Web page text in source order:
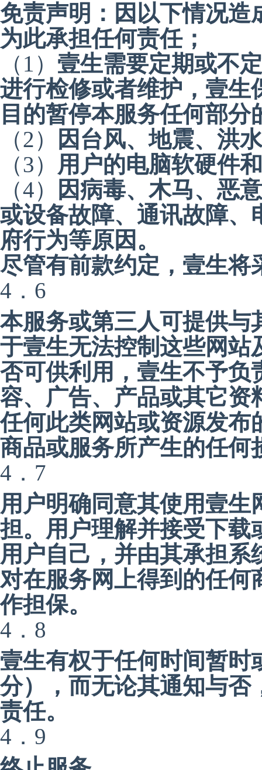
免责声明：因以下情况造
为此承担任何责任；
（1） 壹生需要定期或不
进行检修或者维护，壹生
目的暂停本服务任何部分
（2）
因台风、地震、洪
（3） 用户的电脑软硬件
（4）
因病毒、木马、恶
或设备故障、通讯故障、
府行为等原因。
尽管有前款约定，壹生将
4．6
本服务或第三人可提供与
于壹生无法控制这些网站
否可供利用，壹生不予负
容、广告、产品或其它资
任何此类网站或资源发布
商品或服务所产生的任何
4．7
用户明确同意其使用壹
担。用户理解并接受下载
用户自己，并由其承担
对在服务网上得到的任何
作担保。
4．8
壹生有权于任何时间暂时
分），而无论其通知与否
责任。
4．9